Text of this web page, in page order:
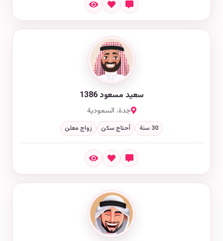
سعيد مسعود 1386
جدة، السعودية
30 سنة أحتاج سكن زواج معلن